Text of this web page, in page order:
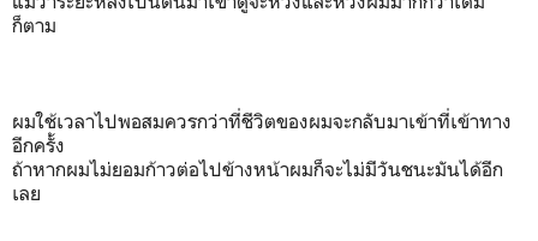
ก็ตาม
ผมใช้เวลาไปพอสมควรกว่าที่ชีวิตของผมจะกลับมาเข้าที่เข้าทาง
อีกครั้ง
ถ้าหากผมไม่ยอมก้าวต่อไปข้างหน้าผมก็จะไม่มีวันชนะมันได้อีก
เลย